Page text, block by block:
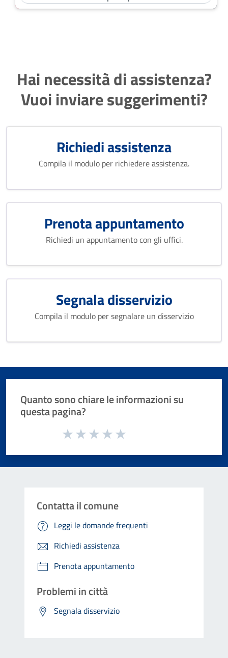
Hai necessità di assistenza?
Vuoi inviare suggerimenti?
Richiedi assistenza
Compila il modulo per richiedere assistenza.
Prenota appuntamento
Richiedi un appuntamento con gli uffici.
Segnala disservizio
Compila il modulo per segnalare un disservizio
Quanto sono chiare le informazioni su
questa pagina?
Valuta da 1 a 5 stelle la pagina
Contatta il comune
Leggi le domande frequenti
Richiedi assistenza
Prenota appuntamento
Problemi in città
Segnala disservizio